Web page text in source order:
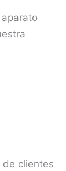
de clientes